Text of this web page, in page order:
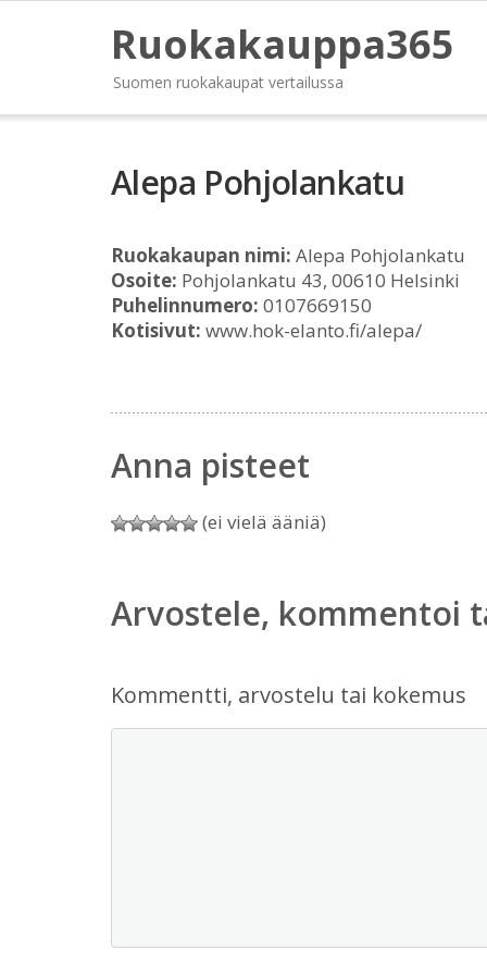
Ruokakauppa365
Suomen ruokakaupat vertailussa
Alepa Pohjolankatu
Ruokakaupan nimi: Alepa Pohjolankatu
Osoite: Pohjolankatu 43, 00610 Helsinki
Puhelinnumero: 0107669150
Kotisivut: www.hok-elanto.fi/alepa/
Anna pisteet
(ei vielä ääniä)
Arvostele, kommentoi
Kommentti, arvostelu tai kokemus